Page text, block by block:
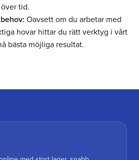
tid.
Oavsett om du arbetar med
hovar hittar du rätt verktyg i vårt
bästa möjliga resultat.